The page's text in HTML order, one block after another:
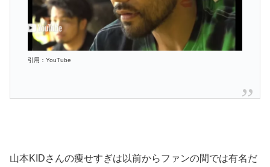
引用：YouTube
山本KIDさんの痩せすぎは以前からファンの間では有名だ